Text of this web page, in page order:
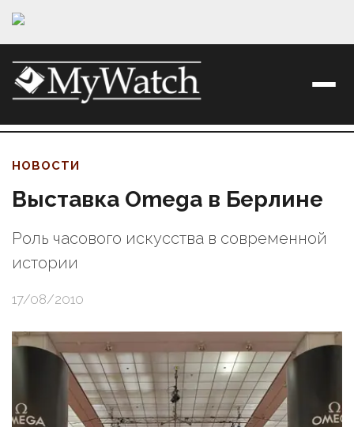
НОВОСТИ
Выставка Omega в Берлине
Роль часового искусства в современной
истории
17/08/2010